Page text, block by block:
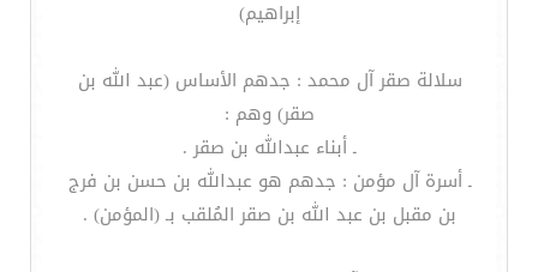
إبراهيم)
سلالة صقر آل محمد : جدهم الأساس (عبد الله بن
صقر) وهم :
ـ أبناء عبدالله بن صقر .
ـ أسرة آل مؤمن : جدهم هو عبدالله بن حسن بن فرج
بن مقبل بن عبد الله بن صقر المُلقب بـ (المؤمن) .